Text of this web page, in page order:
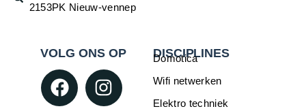
2153PK Nieuw-vennep
VOLG ONS OP DISCIPLINES
Domotica
Wifi netwerken
Elektro techniek